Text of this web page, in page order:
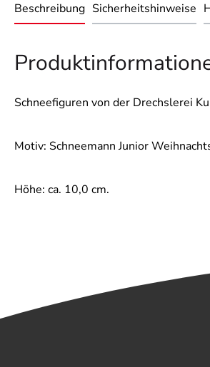
Beschreibung Sicherheitshinweise
Schneefiguren von der Drechslerei
Motiv: Schneemann Junior
Höhe: ca. 10,0 cm.